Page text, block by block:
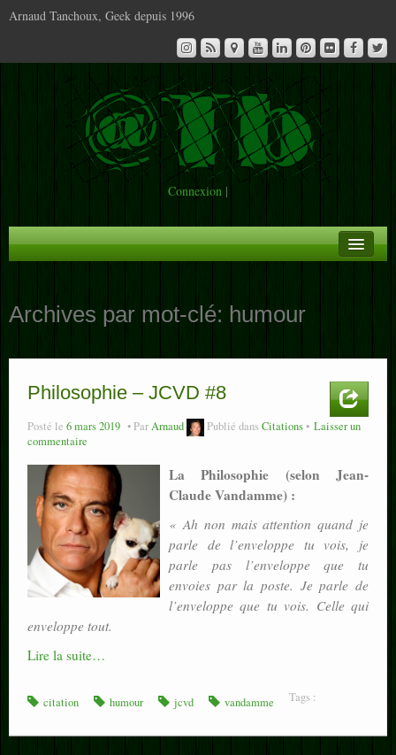
Arnaud Tanchoux, Geek depuis 1996
Connexion |
Infos
Contact
Archives par mot-clé: humour
Philosophie – JCVD #8
Posté le 6 mars 2019 ParArnaud Publié dansCitations
Laisser un
commentaire
La Philosophie (selon Jean-
Claude Vandamme) :
« Ah non mais attention quand je
parle de l’enveloppe tu vois, je
parle pas l’enveloppe que tu
envoies par la poste. Je parle de
l’enveloppe que tu vois. Celle qui
enveloppe tout.
Lire la suite…
Tags :
citation humour jcvd vandamme